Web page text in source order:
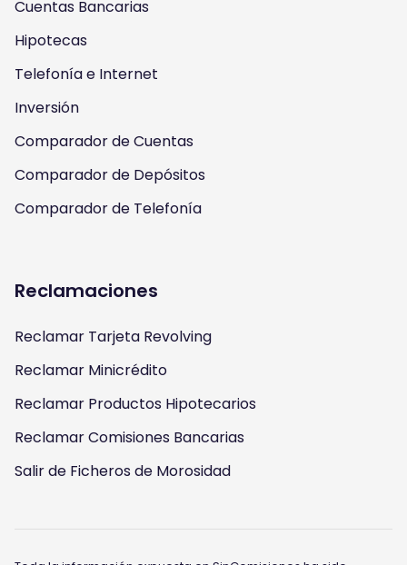
a
m
k
Cuentas Bancarias
Hipotecas
Telefonía e Internet
Inversión
Comparador de Cuentas
Comparador de Depósitos
Comparador de Telefonía
Reclamaciones
Reclamar Tarjeta Revolving
Reclamar Minicrédito
Reclamar Productos Hipotecarios
Reclamar Comisiones Bancarias
Salir de Ficheros de Morosidad